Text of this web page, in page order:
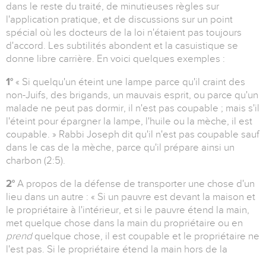
dans le reste du traité, de minutieuses règles sur
l'application pratique, et de discussions sur un point
spécial où les docteurs de la loi n'étaient pas toujours
d'accord. Les subtilités abondent et la casuistique se
donne libre carrière. En voici quelques exemples :
1° « Si quelqu'un éteint une lampe parce qu'il craint des
non-Juifs, des brigands, un mauvais esprit, ou parce qu'un
malade ne peut pas dormir, il n'est pas coupable ; mais s'il
l'éteint pour épargner la lampe, l'huile ou la mèche, il est
coupable. » Rabbi Joseph dit qu'il n'est pas coupable sauf
dans le cas de la mèche, parce qu'il prépare ainsi un
charbon (2:5).
2° A propos de la défense de transporter une chose d'un
lieu dans un autre : « Si un pauvre est devant la maison et
le propriétaire à l'intérieur, et si le pauvre étend la main,
met quelque chose dans la main du propriétaire ou en
prend quelque chose, il est coupable et le propriétaire ne
l'est pas. Si le propriétaire étend la main hors de la